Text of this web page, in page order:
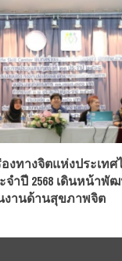
งทางจิตแห่งประเท
ำปี 2568 เดินหน้าพั
งานด้านสุขภาพจิต